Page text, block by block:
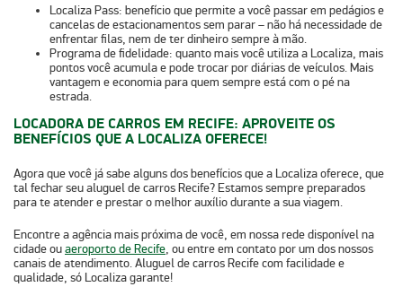
Localiza Pass: benefício que permite a você passar em pedágios e
cancelas de estacionamentos sem parar – não há necessidade de
enfrentar filas, nem de ter dinheiro sempre à mão.
Programa de fidelidade: quanto mais você utiliza a Localiza, mais
pontos você acumula e pode trocar por diárias de veículos. Mais
vantagem e economia para quem sempre está com o pé na
estrada.
LOCADORA DE CARROS EM RECIFE: APROVEITE OS
BENEFÍCIOS QUE A LOCALIZA OFERECE!
Agora que você já sabe alguns dos benefícios que a Localiza oferece, que
tal fechar seualuguel de carros Recife? Estamos sempre preparados
para te atender e prestar o melhor auxílio durante a sua viagem.
Encontre a agência mais próxima de você, em nossa rede disponível na
cidade ouaeroporto de Recife, ou entre em contato por um dos nossos
canais de atendimento.Aluguel de carros Recifecom facilidade e
qualidade, só Localiza garante!